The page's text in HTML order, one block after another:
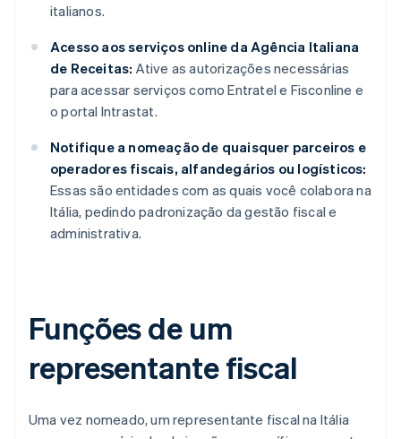
italianos.
Acesso aos serviços online da Agência Italiana
de Receitas: Ative as autorizações necessárias
para acessar serviços como Entratel e Fisconline e
o portal Intrastat.
Notifique a nomeação de quaisquer parceiros e
operadores fiscais, alfandegários ou logísticos:
Essas são entidades com as quais você colabora na
Itália, pedindo padronização da gestão fiscal e
administrativa.
Funções de um
representante fiscal
Uma vez nomeado, um representante fiscal na Itália